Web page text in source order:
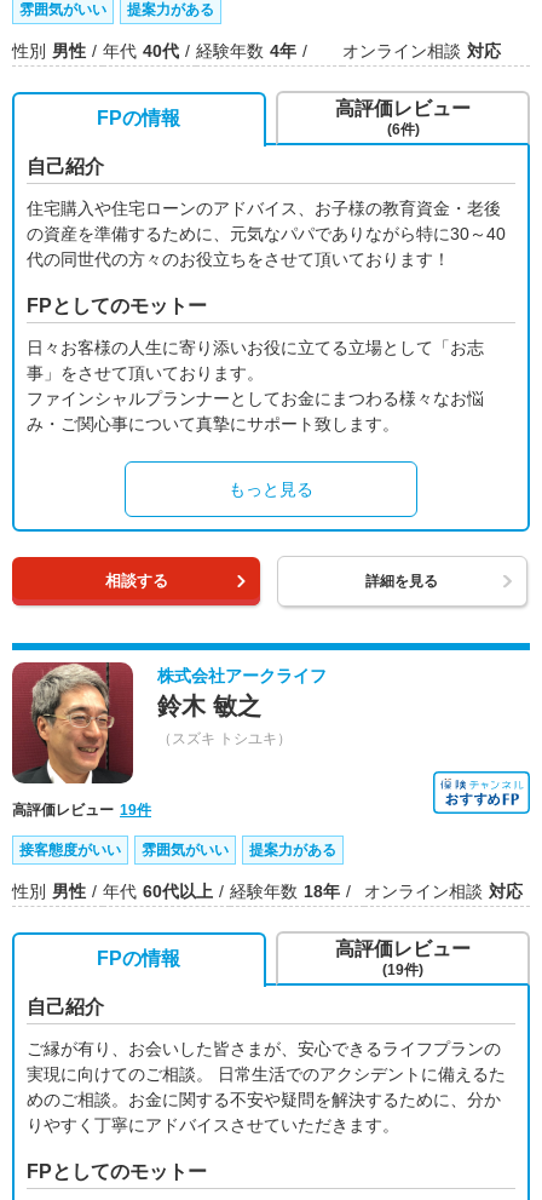
雰囲気がいい 提案力がある
性別 男性 年代 40代 経験年数 4年 オンライン相談 対応
FPの情報
自己紹介
住宅購入や住宅ローンのアドバイス、お子様の教育資金・老後
の資産を準備するために、元気なパパでありながら特に30～40
代の同世代の方々のお役立ちをさせて頂いております！
FPとしてのモットー
日々お客様の人生に寄り添いお役に立てる立場として「お志
事」をさせて頂いております。
ファインシャルプランナーとしてお金にまつわる様々なお悩
み・ご関心事について真摯にサポート致します。
もっと見る
高評価レビュー
(6件)
相談する 詳細を見る
株式会社アークライフ
鈴木 敏之
（スズキ トシユキ）
高評価レビュー 19件
接客態度がいい 雰囲気がいい 提案力がある
性別 男性 年代 60代以上 経験年数 18年 オンライン相談 対応
FPの情報
自己紹介
ご縁が有り、お会いした皆さまが、安心できるライフプランの
実現に向けてのご相談。 日常生活でのアクシデントに備えるた
めのご相談。お金に関する不安や疑問を解決するために、分か
りやすく丁寧にアドバイスさせていただきます。
FPとしてのモットー
高評価レビュー
(19件)